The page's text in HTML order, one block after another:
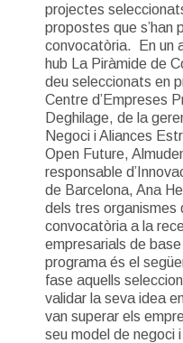
projectes
propostes que s’han
convocatòria. En un
hub La Piràmide de
deu seleccionats en
Centre d’Empreses
Deghilage, de la
Negoci i Aliances
Open Future,
responsable
de Barcelona, Ana
dels tres organismes
convocatòria a la
empresarials de
programa és el
fase aquells
validar la seva idea
van superar els
seu model de negoci